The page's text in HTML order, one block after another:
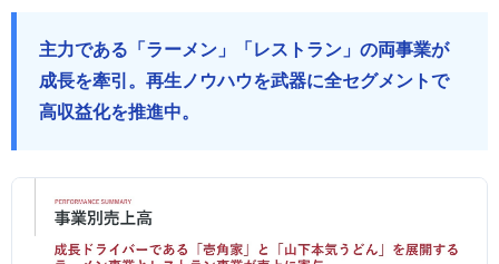
主力である「ラーメン」「レストラン」の両事業が
成長を牽引。再生ノウハウを武器に全セグメントで
高収益化を推進中。